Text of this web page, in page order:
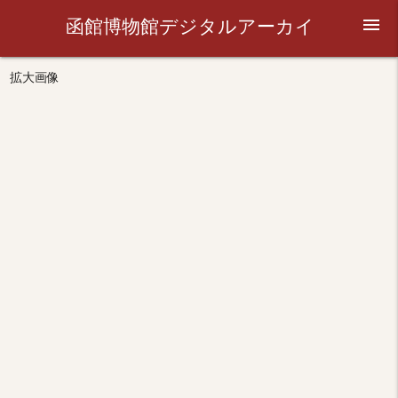
函館博物館デジタルアーカイ
menu
拡大画像